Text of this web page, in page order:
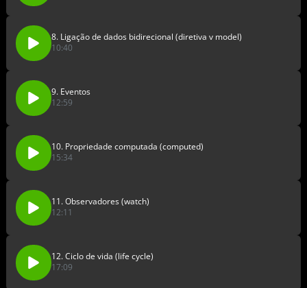
8. Ligação de dados bidirecional (diretiva v model)
10:40
9. Eventos
12:59
10. Propriedade computada (computed)
15:34
11. Observadores (watch)
12:11
12. Ciclo de vida (life cycle)
17:09